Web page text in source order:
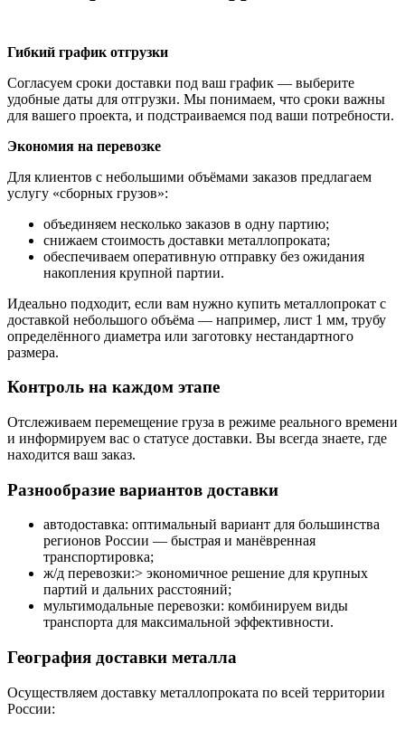
Гибкий график отгрузки
Согласуем сроки доставки под ваш график — выберите
удобные даты для отгрузки. Мы понимаем, что сроки важны
для вашего проекта, и подстраиваемся под ваши потребности.
Экономия на перевозке
Для клиентов с небольшими объёмами заказов предлагаем
услугу «сборных грузов»:
объединяем несколько заказов в одну партию;
снижаем стоимость доставки металлопроката;
обеспечиваем оперативную отправку без ожидания
накопления крупной партии.
Идеально подходит, если вам нужно купить металлопрокат с
доставкой небольшого объёма — например, лист 1 мм, трубу
определённого диаметра или заготовку нестандартного
размера.
Контроль на каждом этапе
Отслеживаем перемещение груза в режиме реального времени
и информируем вас о статусе доставки. Вы всегда знаете, где
находится ваш заказ.
Разнообразие вариантов доставки
автодоставка: оптимальный вариант для большинства
регионов России — быстрая и манёвренная
транспортировка;
ж/д перевозки:> экономичное решение для крупных
партий и дальних расстояний;
мультимодальные перевозки: комбинируем виды
транспорта для максимальной эффективности.
География доставки металла
Осуществляем доставку металлопроката по всей территории
России: